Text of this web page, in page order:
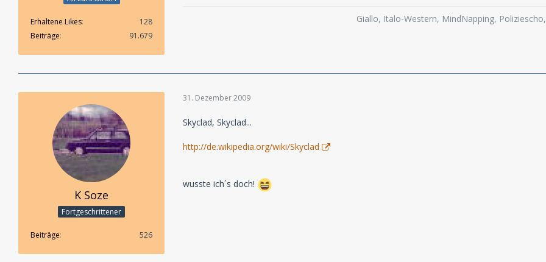
Erhaltene Likes
128
Beiträge
91.679
Giallo, Italo-Western, MindNapping,
K Soze
Fortgeschrittener
Beiträge 526
31. Dezember 2009
Skyclad, Skyclad...
http://de.wikipedia.org/wiki/Skyclad
wusste ich´s doch!